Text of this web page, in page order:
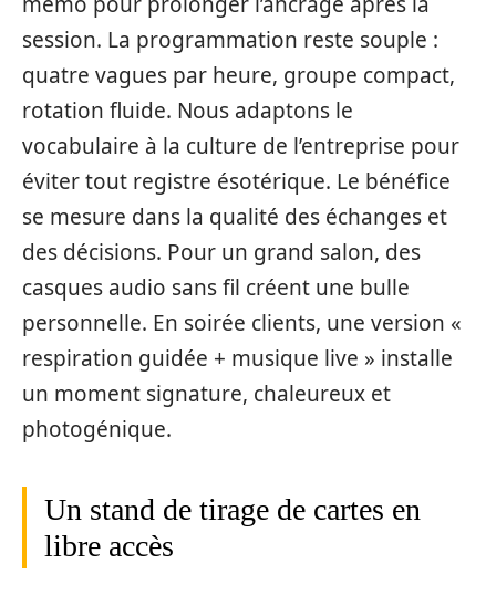
session. La programmation reste souple :
quatre vagues par heure, groupe compact,
rotation fluide. Nous adaptons le
vocabulaire à la culture de l’entreprise pour
éviter tout registre ésotérique. Le bénéfice
se mesure dans la qualité des échanges et
des décisions. Pour un grand salon, des
casques audio sans fil créent une bulle
personnelle. En soirée clients, une version «
respiration guidée + musique live » installe
un moment signature, chaleureux et
photogénique.
Un stand de tirage de cartes en
libre accès